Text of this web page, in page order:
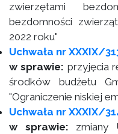
zwierzętami
bezdomności
2022 roku"
Uchwała nr XXXIX/
w sprawie: przyjęcia
środków budżetu
"Ograniczenie niskiej
Uchwała nr XXXIX/
w sprawie: zmiany